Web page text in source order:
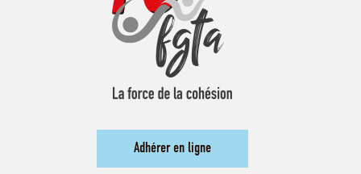
Adhérer en ligne